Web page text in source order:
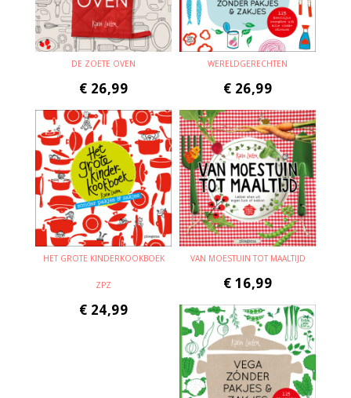
DE ZOETE OVEN
€ 26,99
WERELDGERECHTEN
€ 26,99
HET GROTE KINDERKOOKBOEK
ZPZ
€ 24,99
VAN MOESTUIN TOT MAALTIJD
€ 16,99